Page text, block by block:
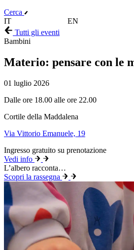
Cerca
IT
EN
Tutti gli eventi
Bambini
Materio: pensare con le
01 luglio 2026
Dalle ore 18.00 alle ore 22.00
Cortile della Maddalena
Via Vittorio Emanuele, 19
Ingresso gratuito su prenotazione
Vedi info
L’albero racconta…
Scopri la rassegna